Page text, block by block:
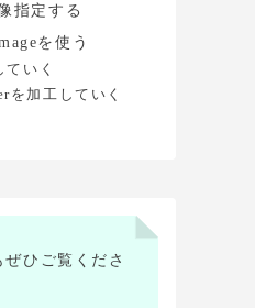
指定する
を使う
いく
を加工していく
ひご覧くださ